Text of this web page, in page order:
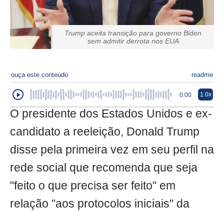
Trump aceita transição para governo Biden
sem admitir derrota nos EUA
ouça este conteúdo readme
0:00 1.0x
O presidente dos Estados Unidos e ex-
candidato a reeleição, Donald Trump
disse pela primeira vez em seu perfil na
rede social que recomenda que seja
"feito o que precisa ser feito" em
relação "aos protocolos iniciais" da